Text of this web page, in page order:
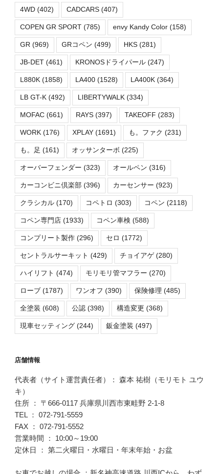
4WD (402) CADCARS (407)
COPEN GR SPORT (785) envy Kandy Color (158)
GR (969) GRコペン (499) HKS (281)
JB-DET (461) KRONOSドライパール (247)
L880K (1858) LA400 (1528) LA400K (364)
LB GT-K (492) LIBERTYWALK (334)
MOFAC (661) RAYS (397) TAKEOFF (283)
WORK (176) XPLAY (1691) も。ファク (231)
も。足 (161) オッサンターボ (225)
オーバーフェンダー (323) オールペン (316)
カーコンビニ倶楽部 (396) カーセンサー (923)
クラシカル (170) コペトロ (303) コペン (2118)
コペン専門店 (1933) コペン車検 (588)
コンプリート製作 (296) セロ (1772)
セントラルサーキット (429) チョイアゲ(280)
ハイリフト (474) モリモリ管マフラー (270)
ローブ (1787) ワンオフ (390) 保険修理 (485)
全塗装 (608) 公認 (398) 構造変更 (368)
現車セッティング (244) 鈑金塗装 (497)
店舗情報
代表者（サイト運営責任者）： 森本 祐樹（モリモト ユウ
キ）
住所 ： 〒666-0117 兵庫県川西市東畦野 2-1-8
TEL ： 072-791-5559
FAX ： 072-791-5552
営業時間 ： 10:00～19:00
定休日 ： 第二火曜日・水曜日・年末年始・お盆